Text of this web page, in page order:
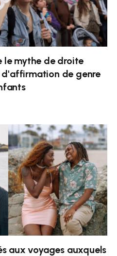
le mythe de droite
d'affirmation de genre
aux voyages auxquels